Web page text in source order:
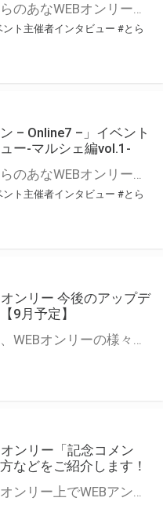
こんにちは、とらのあなWEBオンリー運営スタッフです。 新たにお届けする、イベント主催者インタビュー-マルシェ編-は、 とらのあなWEBオンリー「マルシェ」をご利用の主催様に 「マルシェ」を使ってイベントを開催した感想や心がけをお聞きする企画です。 今回は、WEBオンリー初開催「駄菓子と唐揚げ、きみの青」より、 主催のぎこ六屋様にお話を伺いました。 協力：ぎこ六屋様／イベント公式Twitter（@krkgwks） とらのあなWEBオンリー「マルシェ」とは？ WEBオンリーでリアルタイムでコミュニケーションがとれるオンライン会場です。
ント主催者インタビュー #とら
– Online7 –」イベント
ー-マルシェ編vol.1-
こんにちは、とらのあなWEBオンリー運営スタッフです。 新たにお届けする、イベント主催者インタビュー-マルシェ編-は、 とらのあなWEBオンリー「マルシェ」をご利用した主催様に 「マルシェ」を使って開催した感想や心がけをお聞きする企画です。 今回は、WEBオンリー開催7回目迎えた「マレシルプラン – Online7 –」より、 主催の玉川うた様にお話を伺いました。 ▼マレシルプランのインタビュー前回記事 「イベント主催者インタビュー vol.6」はこちら 協力：玉川うた様（マレシルプラン実行委員会 代表）／イベント公式Twitter（@mallesil_plan） とらのあなWEBオンリー「マルシェ」とは？ WEBオンリーでリアルタイムでコミュニケーションがとれるオンライン会場です。
ント主催者インタビュー #とら
ンリー 今後のアップデ
9月予定】
とらのあなでは、WEBオンリーの様々な支援を実施しています。 今回は2021年9月に実装を予定しているアップデート情報についてご紹介いたします。 とらのあなWEBオンリーサイトはこちら
ンリー「記念コメン
などをご紹介します！
とらのあなWEBオンリー上でWEBアンソロジーが作成できる「記念コメント」について、その使い方や作成手順を解説します！ 支援タイプを「サークル参加型」「サークル参加型・マルシェ(イベント会場)機能付き」でお申し込みいただいている主催者様はぜひご活用ください♪ とらのあなWEBオンリーサイトはこちら